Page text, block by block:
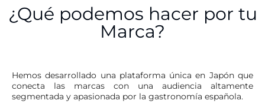
¿Qué podemos hacer por tu
Marca?
Hemos desarrollado una plataforma única en Japón que
conecta las marcas con una audiencia altamente
segmentada y apasionada por la gastronomía española.